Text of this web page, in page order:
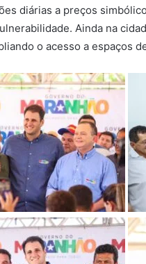
diárias a preços
Ainda na
o acesso a espaços